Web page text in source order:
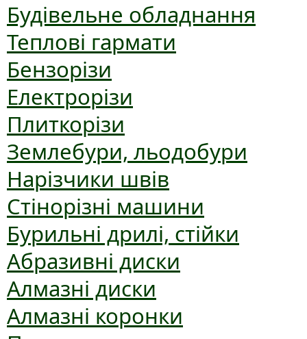
Будівельне обладнання
Теплові гармати
Бензорізи
Електрорізи
Плиткорізи
Землебури, льодобури
Нарізчики швів
Стінорізні машини
Бурильні дрилі, стійки
Абразивні диски
Алмазні диски
Алмазні коронки